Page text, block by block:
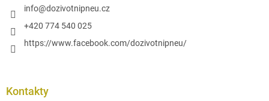
info@dozivotnipneu.cz
+420 774 540 025
https://www.facebook.com/dozivotnipneu/
Kontakty